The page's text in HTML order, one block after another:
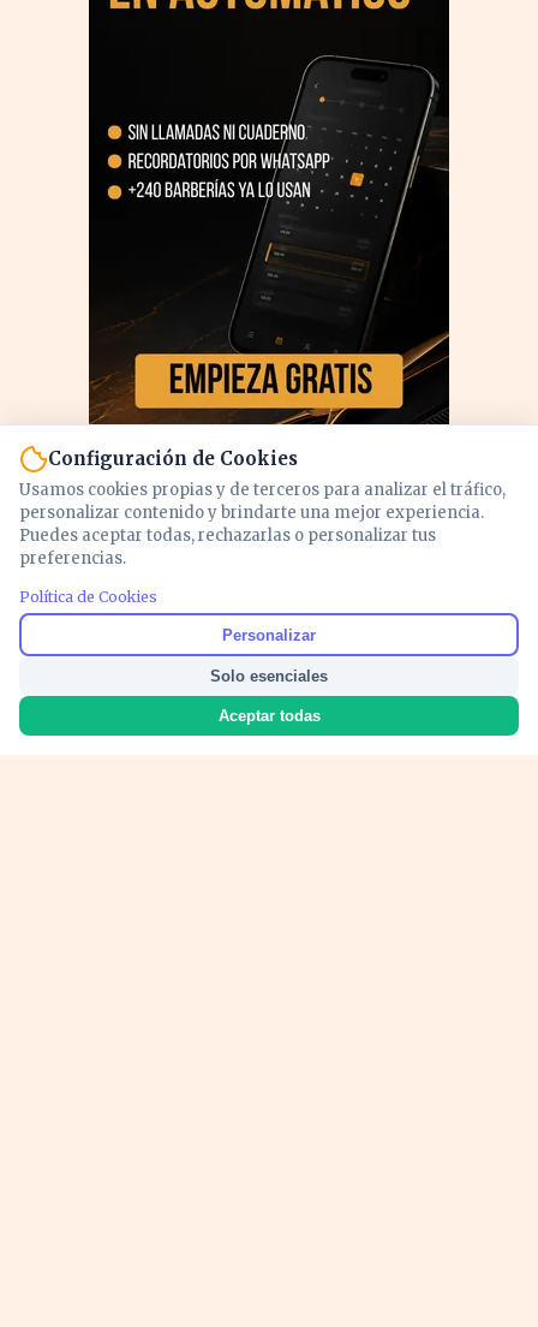
Configuración de Cookies
Usamos cookies propias y de terceros para analizar el tráfico,
personalizar contenido y brindarte una mejor experiencia.
Puedes aceptar todas, rechazarlas o personalizar tus
preferencias.
Política de Cookies
Personalizar
Solo esenciales
Aceptar todas